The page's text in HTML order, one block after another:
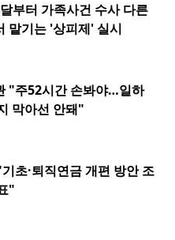
부터 가족사건 수사 다른
맡기는 '상피제' 실시
"주52시간 손봐야…일하
막아선 안돼"
초·퇴직연금 개편 방안 조
"